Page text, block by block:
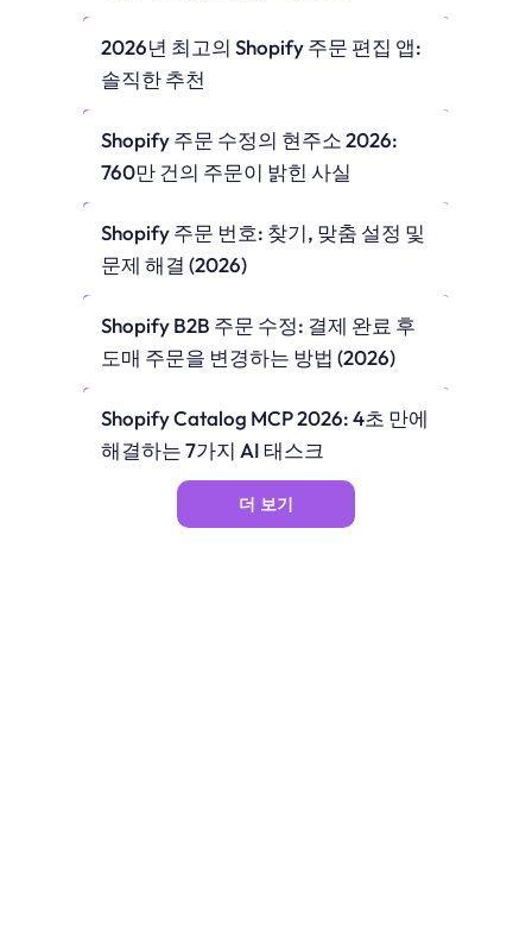
2026년 최고의 Shopify 주문 편집 앱:
솔직한 추천
Shopify 주문 수정의 현주소 2026:
760만 건의 주문이 밝힌 사실
Shopify 주문 번호: 찾기, 맞춤 설정 및
문제 해결 (2026)
Shopify B2B 주문 수정: 결제 완료 후
도매 주문을 변경하는 방법 (2026)
Shopify Catalog MCP 2026: 4초 만에
해결하는 7가지 AI 태스크
더 보기